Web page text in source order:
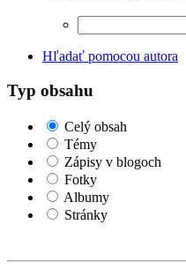
Hľadať pomocou autora
Typ obsahu
Celý obsah
Témy
Zápisy v blogoch
Fotky
Albumy
Stránky